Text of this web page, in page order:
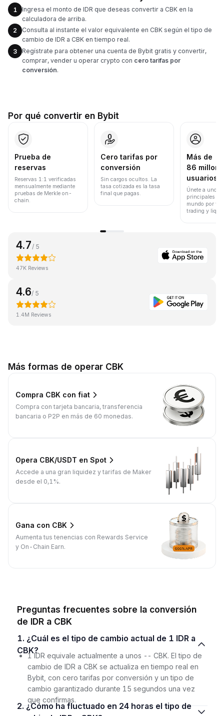
1
Ingresa el monto de IDR que deseas convertir a CBK en la
calculadora de arriba.
2
Consulta al instante el valor equivalente en CBK según el tipo de
cambio de IDR a CBK en tiempo real.
3
Regístrate para obtener una cuenta de Bybit gratis y convertir,
comprar, vender u operar crypto con cero tarifas por
conversión.
Por qué convertir en Bybit
Prueba de
reservas
Reservas 1:1 verificadas
mensualmente mediante
pruebas de Merkle on-
chain.
Cero tarifas por
conversión
Sin cargos ocultos. La
tasa cotizada es la tasa
final que pagas.
Más de
86
usuarios
Únete a uno
principales
mundo por
trading y
4.7 / 5
47K Reviews
4.6/ 5
1.4M Reviews
Más formas de operar CBK
Compra CBK con fiat
Compra con tarjeta bancaria, transferencia
bancaria o P2P en más de 60 monedas.
Opera CBK/USDT en Spot
Accede a una gran liquidez y tarifas de Maker
desde el 0,1%.
Gana con CBK
Aumenta tus tenencias con Rewards Service
y On-Chain Earn.
Preguntas frecuentes sobre la conversión
de IDR a CBK
1. ¿Cuál es el tipo de cambio actual de 1 IDR a
CBK?
1 IDR equivale actualmente a unos -- CBK. El tipo de
cambio de IDR a CBK se actualiza en tiempo real en
Bybit, con cero tarifas por conversión y un tipo de
cambio garantizado durante 15 segundos una vez
que confirmas.
2. ¿Cómo ha fluctuado en 24 horas el tipo de